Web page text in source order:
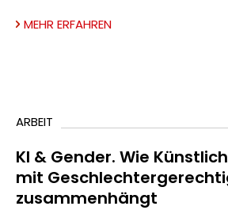
MEHR ERFAHREN
ARBEIT
KI & Gender. Wie
mit
zusammenhängt